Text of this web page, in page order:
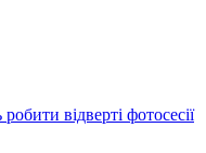
відверті фотосесії